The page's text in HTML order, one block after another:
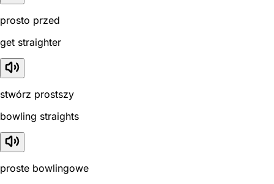
prosto przed
get straighter
stwórz prostszy
bowling straights
proste bowlingowe